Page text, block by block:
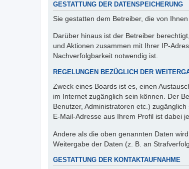
GESTATTUNG DER DATENSPEICHERUNG
Sie gestatten dem Betreiber, die von
Darüber hinaus ist der Betreiber
und Aktionen zusammen mit Ihrer IP-
Nachverfolgbarkeit notwendig ist.
REGELUNGEN BEZÜGLICH DER
Zweck eines Boards ist es, einen
im Internet zugänglich sein können. Der
Benutzer, Administratoren etc.)
E-Mail-Adresse aus Ihrem Profil ist dabei
Andere als die oben genannten Daten
Weitergabe der Daten (z. B. an
GESTATTUNG DER KONTAKTAUFNAHME